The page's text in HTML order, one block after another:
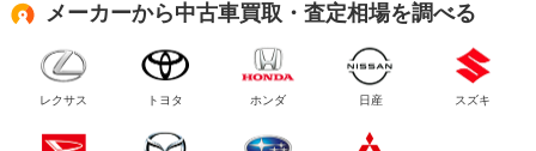
メーカーから中古車買取・査定相場を調べる
レクサス トヨタ ホンダ 日産 スズキ